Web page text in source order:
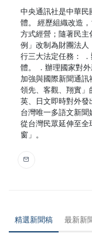
中央通訊社是中華
體。 經歷組織改造
方式經營；隨著民主
例」改制為財團法
行三大法定任務：
體。 ．辦理國家對
加強與國際新聞通訊
領先、客觀、翔實」
英、日文即時對外
台灣唯一多語文新聞
從台灣民眾延伸至全
窗」。
精選新聞稿 最新新